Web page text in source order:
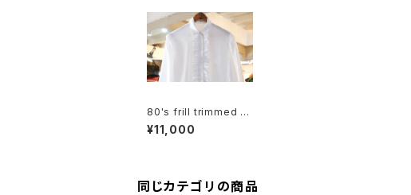
80's frill trimmed h
erringbone cotton S
hirt
¥11,000
同じカテゴリの商品